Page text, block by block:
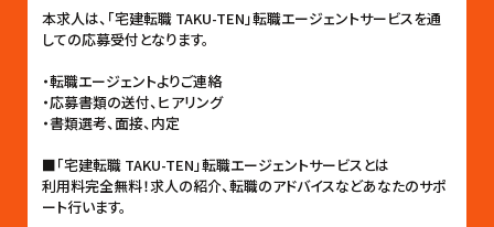
本求人は、「宅建転職 TAKU-TEN」転職エージェントサービスを通
しての応募受付となります。
・転職エージェントよりご連絡
・応募書類の送付、ヒアリング
・書類選考、面接、内定
■「宅建転職 TAKU-TEN」転職エージェントサービスとは
利用料完全無料！求人の紹介、転職のアドバイスなどあなたのサポ
ート行います。